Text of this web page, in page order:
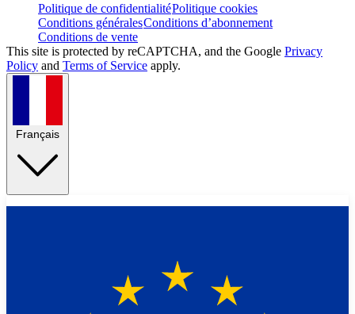
Politique de confidentialitéPolitique cookies
Conditions généralesConditions d’abonnement
Conditions de vente
This site is protected by reCAPTCHA, and the Google Privacy
Policy and Terms of Service apply.
Français